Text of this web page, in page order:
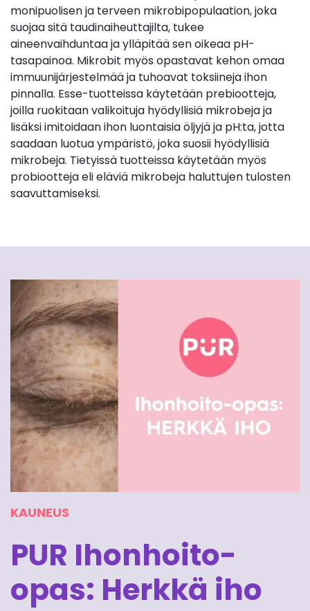
monipuolisen ja terveen mikrobipopulaation, joka
suojaa sitä taudinaiheuttajilta, tukee
aineenvaihduntaa ja ylläpitää sen oikeaa pH-
tasapainoa. Mikrobit myös opastavat kehon omaa
immuunijärjestelmää ja tuhoavat toksiineja ihon
pinnalla. Esse-tuotteissa käytetään prebiootteja,
joilla ruokitaan valikoituja hyödyllisiä mikrobeja ja
lisäksi imitoidaan ihon luontaisia öljyjä ja pH:ta, jotta
saadaan luotua ympäristö, joka suosii hyödyllisiä
mikrobeja. Tietyissä tuotteissa käytetään myös
probiootteja eli eläviä mikrobeja haluttujen tulosten
saavuttamiseksi.
KAUNEUS
PUR Ihonhoito-
opas: Herkkä iho